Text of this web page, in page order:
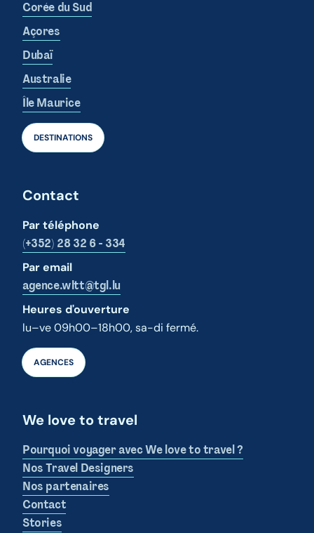
Corée du Sud
Açores
Dubaï
Australie
Île Maurice
DESTINATIONS
Contact
Par téléphone
(+352) 28 32 6 - 334
Par email
agence.wltt@tgl.lu
Heures d'ouverture
lu–ve 09h00–18h00, sa-di fermé.
AGENCES
We love to travel
Pourquoi voyager avec We love to travel ?
Nos Travel Designers
Nos partenaires
Contact
Stories